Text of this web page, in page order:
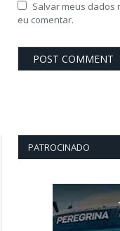
Salvar meus dados
eu comentar.
PATROCINADO